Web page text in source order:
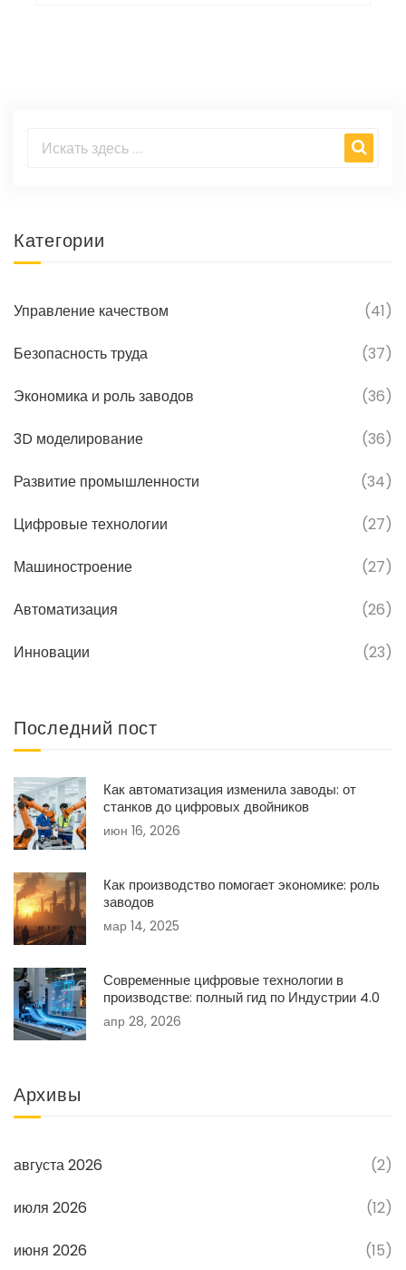
Категории
Управление качеством (41)
Безопасность труда (37)
Экономика и роль заводов (36)
3D моделирование (36)
Развитие промышленности (34)
Цифровые технологии (27)
Машиностроение (27)
Автоматизация (26)
Инновации (23)
Последний пост
Как автоматизация изменила заводы: от
станков до цифровых двойников
июн 16, 2026
Как производство помогает экономике: роль
заводов
мар 14, 2025
Современные цифровые технологии в
производстве: полный гид по Индустрии 4.0
апр 28, 2026
Архивы
августа 2026 (2)
июля 2026 (12)
июня 2026 (15)